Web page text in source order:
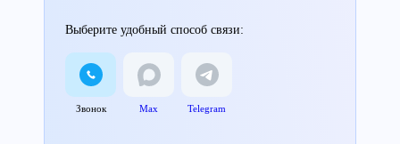
Выберите удобный способ связи:
Звонок Max Telegram